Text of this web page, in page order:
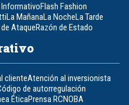
InformativoFlash Fashion
La MañanaLa NocheLa Tarde
AtaqueRazón de Estado
clienteAtención al inversionista
de autorregulación
ÉticaPrensa RCNOBA